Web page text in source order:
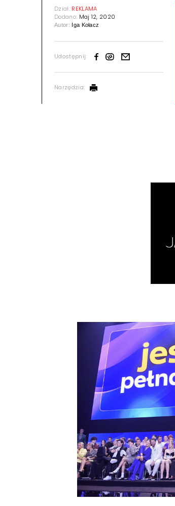
Dział: REKLAMA
Dodano: Maj 12, 2020
Autor: Iga Kołacz
Udostępnij:
Narzędzia: